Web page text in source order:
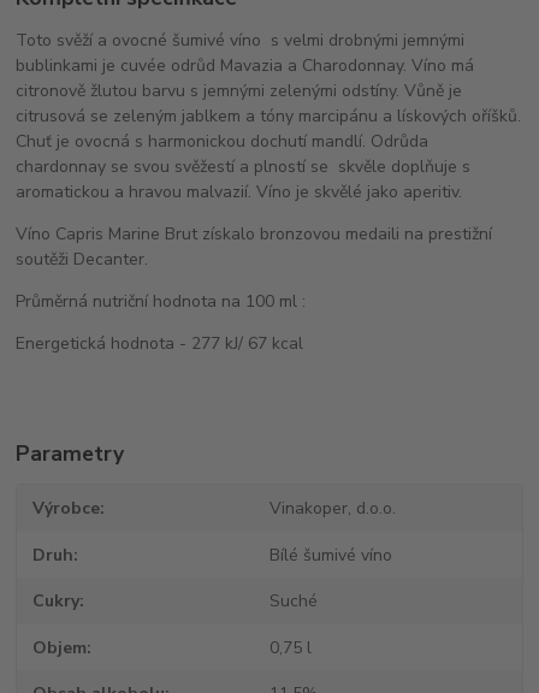
Toto svěží a ovocné šumivé víno s velmi drobnými jemnými
bublinkami je cuvée odrůd Mavazia a Charodonnay. Víno má
citronově žlutou barvu s jemnými zelenými odstíny. Vůně je
citrusová se zeleným jablkem a tóny marcipánu a lískových oříšků.
Chuť je ovocná s harmonickou dochutí mandlí. Odrůda
chardonnay se svou svěžestí a plností se skvěle doplňuje s
aromatickou a hravou malvazií. Víno je skvělé jako aperitiv.
Víno Capris Marine Brut získalo bronzovou medaili na prestižní
soutěži Decanter.
Průměrná nutriční hodnota na 100 ml :
Energetická hodnota - 277 kJ/ 67 kcal
Parametry
Výrobce Vinakoper, d.o.o.
Druh Bílé šumivé víno
Cukry Suché
Objem 0,75 l